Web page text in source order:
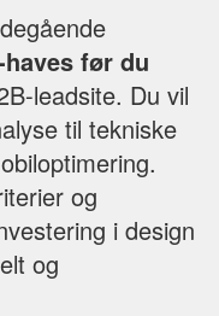
før du
leadsite. Du vil
til tekniske
og
i design
og